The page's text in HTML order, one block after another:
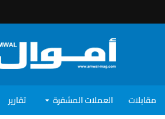
مقابلات العملات المشفرة تقارير